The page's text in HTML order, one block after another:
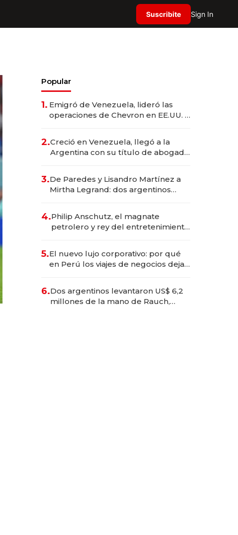
Suscribite Sign In
Popular
1. Emigró de Venezuela, lideró las
operaciones de Chevron en EE.UU. y
2.Creció en Venezuela, llegó a la
Argentina con su título de abogado
marcas "fast premium"
3.De Paredes y Lisandro Martínez a
Mirtha Legrand: dos argentinos
4.Philip Anschutz, el magnate
petrolero y rey del entretenimiento
5.El nuevo lujo corporativo: por qué
en Perú los viajes de negocios dejan
en experiencias transformadoras
6.Dos argentinos levantaron US$ 6,2
millones de la mano de Rauch,